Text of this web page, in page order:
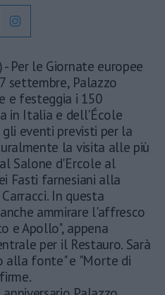
- Per le Giornate europee
settembre, Palazzo
e festeggia i 150
in Italia e dell'École
eventi previsti per la
la visita alle più
Salone d'Ercole al
Fasti farnesiani alla
In questa
ammirare l'affresco
e Apollo", appena
per il Restauro. Sarà
alla fonte" e "Morte di